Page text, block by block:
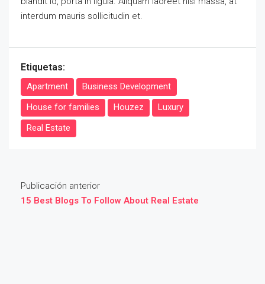
interdum mauris sollicitudin et.
Etiquetas:
Apartment
Business Development
House for families
Houzez
Luxury
Real Estate
Publicación anterior
15 Best Blogs To Follow About Real Estate